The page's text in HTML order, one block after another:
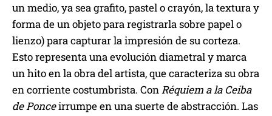
un medio, ya sea grafito, pastel o crayón, la textura y
forma de un objeto para registrarla sobre papel o
lienzo) para capturar la impresión de su corteza.
Esto representa una evolución diametral y marca
un hito en la obra del artista, que caracteriza su obra
en corriente costumbrista. ConRéquiem a la Ceiba
de Ponceirrumpe en una suerte de abstracción. Las